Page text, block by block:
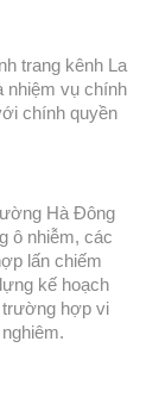
trang kênh La
nhiệm vụ chính
chính quyền
Hà Đông
ô nhiễm, các
lấn chiếm
kế hoạch
hợp vi